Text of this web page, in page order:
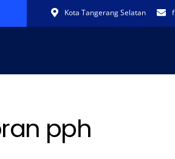
Kota Tangerang Selatan
pph